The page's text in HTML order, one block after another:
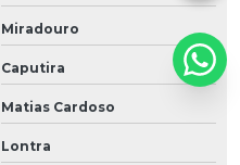
Miradouro
Caputira
Matias Cardoso
Lontra